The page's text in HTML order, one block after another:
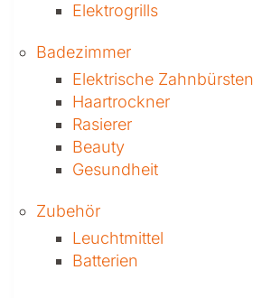
Elektrogrills
Badezimmer
Elektrische Zahnbürsten
Haartrockner
Rasierer
Beauty
Gesundheit
Zubehör
Leuchtmittel
Batterien